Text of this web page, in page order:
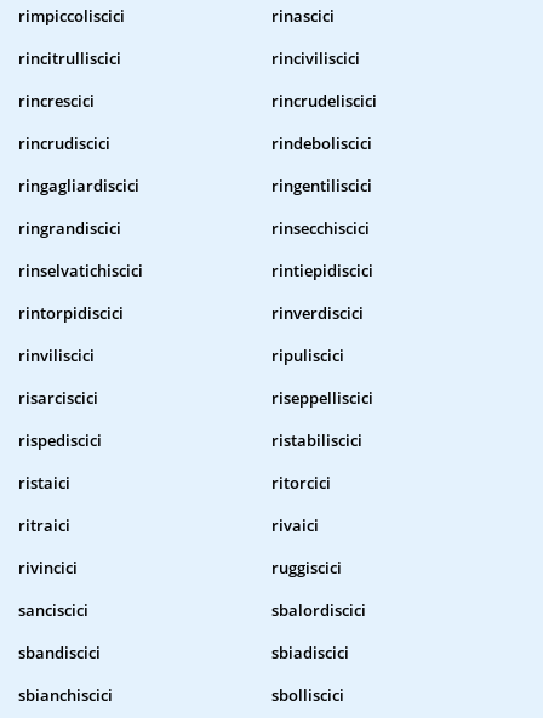
rimpiccoliscici
rinascici
rincitrulliscici
rinciviliscici
rincrescici
rincrudeliscici
rincrudiscici
rindeboliscici
ringagliardiscici
ringentiliscici
ringrandiscici
rinsecchiscici
rinselvatichiscici
rintiepidiscici
rintorpidiscici
rinverdiscici
rinviliscici
ripuliscici
risarciscici
riseppelliscici
rispediscici
ristabiliscici
ristaici
ritorcici
ritraici
rivaici
rivincici
ruggiscici
sanciscici
sbalordiscici
sbandiscici
sbiadiscici
sbianchiscici
sbolliscici